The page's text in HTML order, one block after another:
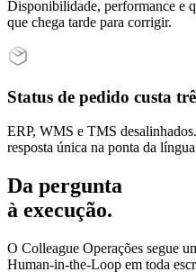
Disponibilidade, performance e
que chega tarde para corrigir.
Status de pedido custa
ERP, WMS e TMS
resposta única na ponta da
Da pergunta
à execução.
O Colleague Operações segue
Human-in-the-Loop em toda